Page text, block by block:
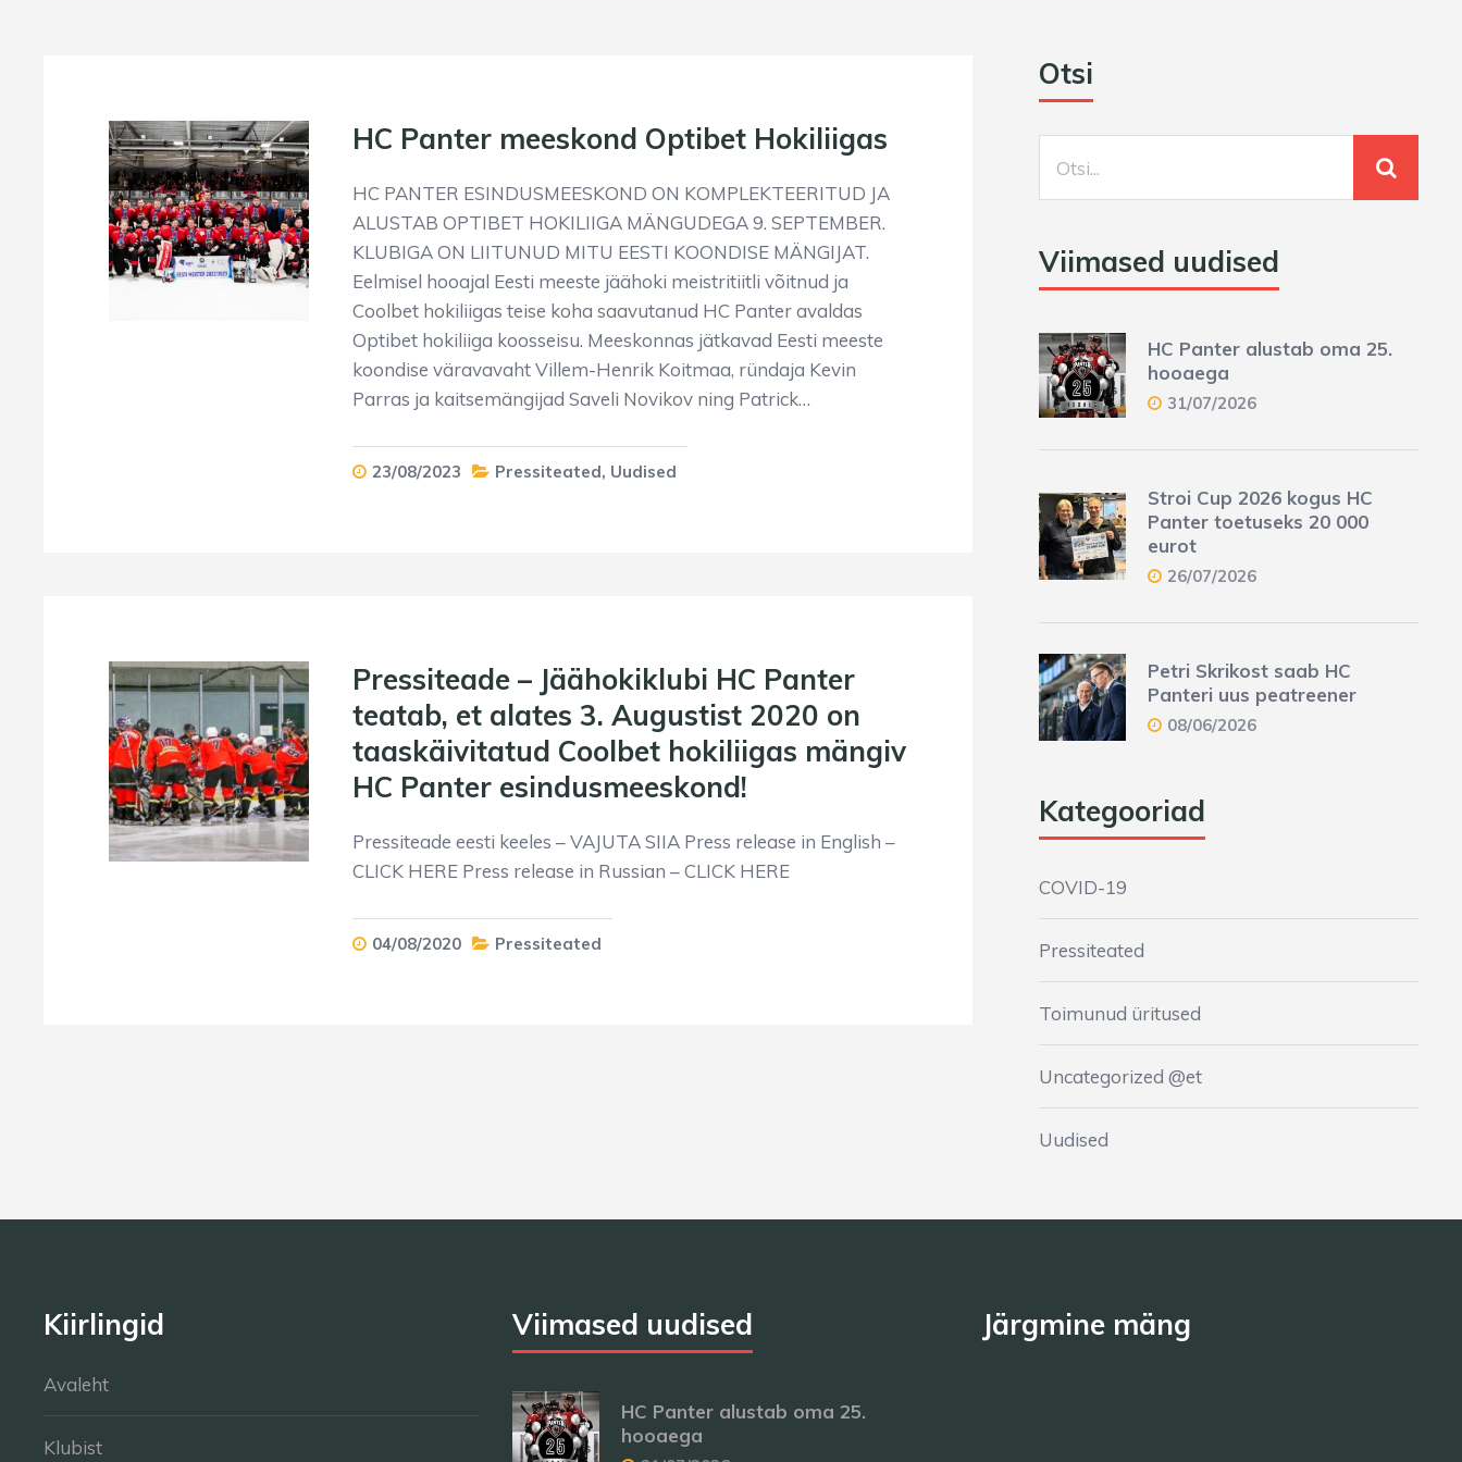
HC Panter meeskond Optibet Hokiliigas
HC PANTER ESINDUSMEESKOND ON KOMPLEKTEERITUD JA
ALUSTAB OPTIBET HOKILIIGA MÄNGUDEGA 9. SEPTEMBER.
KLUBIGA ON LIITUNUD MITU EESTI KOONDISE MÄNGIJAT.
Eelmisel hooajal Eesti meeste jäähoki meistritiitli võitnud ja
Coolbet hokiliigas teise koha saavutanud HC Panter avaldas
Optibet hokiliiga koosseisu. Meeskonnas jätkavad Eesti meeste
koondise väravavaht Villem-Henrik Koitmaa, ründaja Kevin
Parras ja kaitsemängijad Saveli Novikov ning Patrick…
23/08/2023 Pressiteated, Uudised
Pressiteade – Jäähokiklubi HC Panter
teatab, et alates 3. Augustist 2020 on
taaskäivitatud Coolbet hokiliigas mängiv
HC Panter esindusmeeskond!
Pressiteade eesti keeles – VAJUTA SIIA Press release in English –
CLICK HERE Press release in Russian – CLICK HERE
04/08/2020 Pressiteated
Otsi
Viimased uudised
HC Panter alustab oma 25.
hooaega
31/07/2026
Stroi Cup 2026 kogus HC
Panter toetuseks 20 000
eurot
26/07/2026
Petri Skrikost saab HC
Panteri uus peatreener
08/06/2026
Kategooriad
COVID-19
Pressiteated
Toimunud üritused
Uncategorized @et
Uudised
Kiirlingid
Avaleht
Klubist
Viimased uudised
HC Panter alustab oma 25.
hooaega
Järgmine mäng